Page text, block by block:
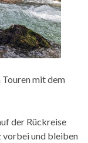
mit dem
der Rückreise
vorbei und bleiben